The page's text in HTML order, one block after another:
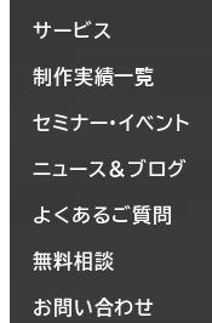
サービス
制作実績一覧
セミナー・イベント
ニュース＆ブログ
よくあるご質問
無料相談
お問い合わせ